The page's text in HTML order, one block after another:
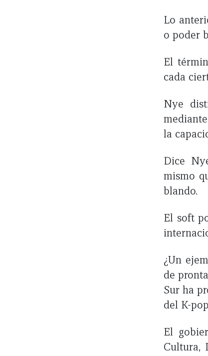
Lo
o poder
El
cada
Nye
la
Dice
mismo
blando.
El soft
¿Un
de
Sur ha
del K-
El
Cultura,